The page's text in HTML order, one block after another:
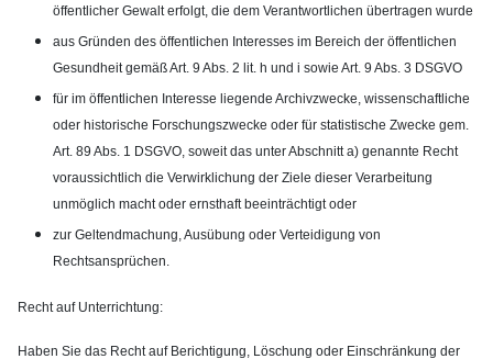
öffentlicher Gewalt erfolgt, die dem Verantwortlichen übertragen wurde
aus Gründen des öffentlichen Interesses im Bereich der öffentlichen
Gesundheit gemäß Art. 9 Abs. 2 lit. h und i sowie Art. 9 Abs. 3 DSGVO
für im öffentlichen Interesse liegende Archivzwecke, wissenschaftliche
oder historische Forschungszwecke oder für statistische Zwecke gem.
Art. 89 Abs. 1 DSGVO, soweit das unter Abschnitt a) genannte Recht
voraussichtlich die Verwirklichung der Ziele dieser Verarbeitung
unmöglich macht oder ernsthaft beeinträchtigt oder
zur Geltendmachung, Ausübung oder Verteidigung von
Rechtsansprüchen.
Recht auf Unterrichtung:
Haben Sie das Recht auf Berichtigung, Löschung oder Einschränkung der